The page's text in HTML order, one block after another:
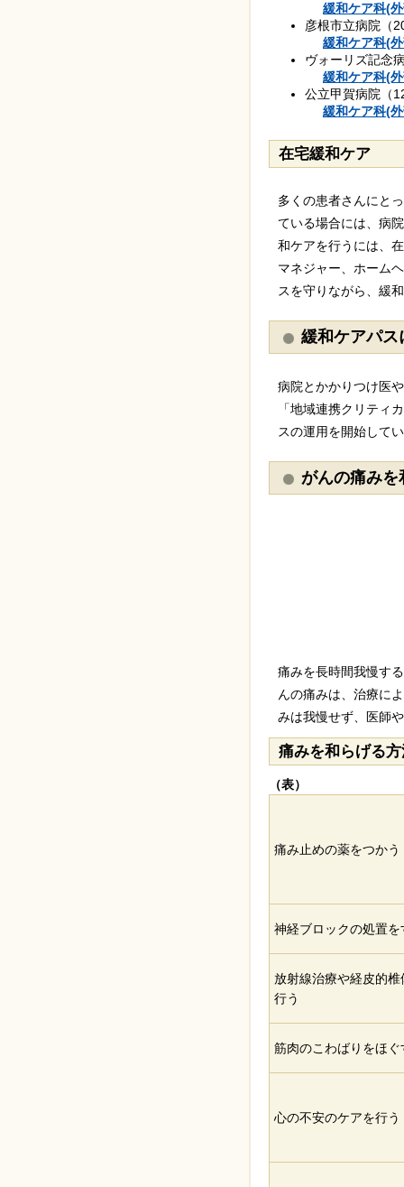
緩和ケア科(
彦根市立病院（
緩和ケア科(
ヴォーリズ記念
緩和ケア科(
公立甲賀病院（
緩和ケア科(
在宅緩和ケア
多くの患者さんにと
ている場合には、病
和ケアを行うには、
マネジャー、ホーム
スを守りながら、緩
緩和ケアパス
病院とかかりつけ医
「地域連携クリティ
スの運用を開始して
がんの痛み
痛みを長時間我慢す
んの痛みは、治療に
みは我慢せず、医師
痛みを和らげる
（表）
痛み止めの薬をつかう
神経ブロックの処置を
放射線治療や経皮的
行う
筋肉のこわばりをほ
心の不安のケアを行う